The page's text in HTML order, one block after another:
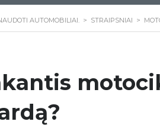
AUTOMOBILIAI. > STRAIPSNIAI >